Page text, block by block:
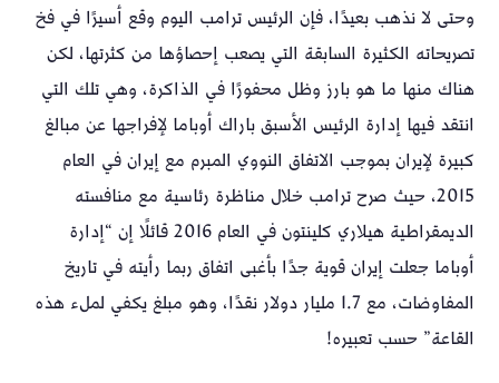
وحتى لا نذهب بعيدًا، فإن الرئيس ترامب اليوم وقع أسيرًا في فخ
تصريحاته الكثيرة السابقة التي يصعب إحصاؤها من كثرتها، لكن
هناك منها ما هو بارز وظل محفورًا في الذاكرة، وهي تلك التي
انتقد فيها إدارة الرئيس الأسبق باراك أوباما لإفراجها عن مبالغ
كبيرة لإيران بموجب الاتفاق النووي المبرم مع إيران في العام
2015، حيث صرح ترامب خلال مناظرة رئاسية مع منافسته
الديمقراطية هيلاري كلينتون في العام 2016 قائلًا إن “إدارة
أوباما جعلت إيران قوية جدًا بأغبى اتفاق ربما رأيته في تاريخ
المفاوضات، مع 1.7 مليار دولار نقدًا، وهو مبلغ يكفي لملء هذه
القاعة” حسب تعبيره!